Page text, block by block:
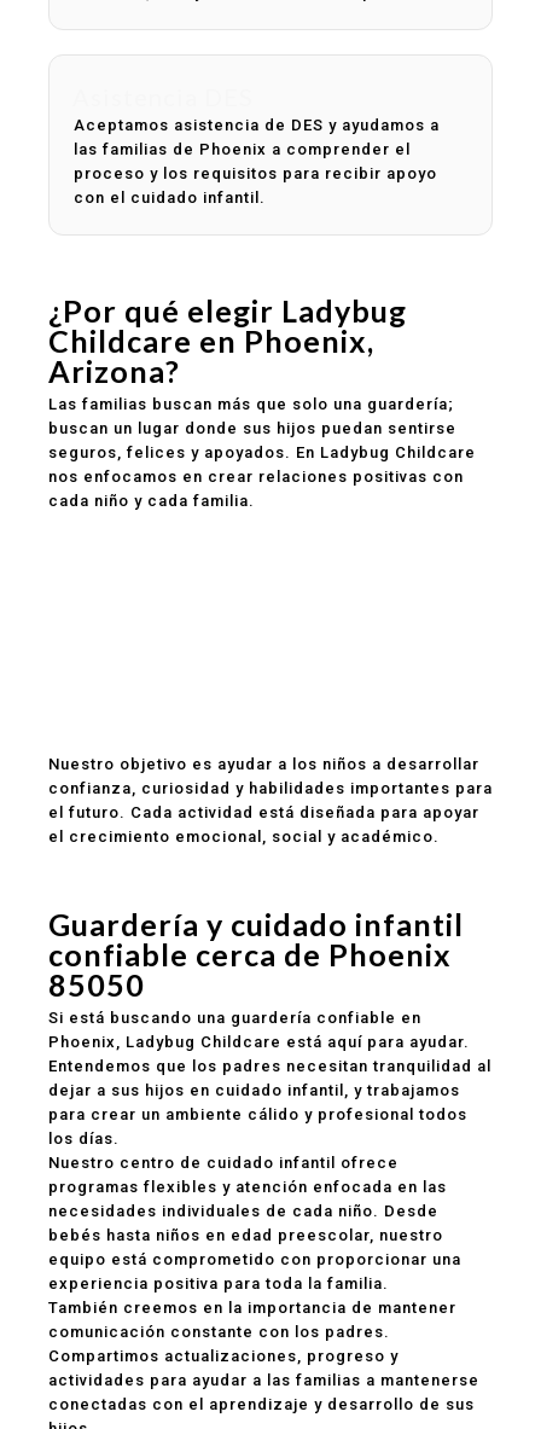
Aceptamos asistencia de DES y ayudamos a
las familias de Phoenix a comprender el
proceso y los requisitos para recibir apoyo
con el cuidado infantil.
¿Por qué elegir Ladybug
Childcare en Phoenix,
Arizona?
Las familias buscan más que solo una guardería;
buscan un lugar donde sus hijos puedan sentirse
seguros, felices y apoyados. En Ladybug Childcare
nos enfocamos en crear relaciones positivas con
cada niño y cada familia.
Nuestro objetivo es ayudar a los niños a desarrollar
confianza, curiosidad y habilidades importantes para
el futuro. Cada actividad está diseñada para apoyar
el crecimiento emocional, social y académico.
Guardería y cuidado infantil
confiable cerca de Phoenix
85050
Si está buscando una guardería confiable en
Phoenix, Ladybug Childcare está aquí para ayudar.
Entendemos que los padres necesitan tranquilidad al
dejar a sus hijos en cuidado infantil, y trabajamos
para crear un ambiente cálido y profesional todos
los días.
Nuestro centro de cuidado infantil ofrece
programas flexibles y atención enfocada en las
necesidades individuales de cada niño. Desde
bebés hasta niños en edad preescolar, nuestro
equipo está comprometido con proporcionar una
experiencia positiva para toda la familia.
También creemos en la importancia de mantener
comunicación constante con los padres.
Compartimos actualizaciones, progreso y
actividades para ayudar a las familias a mantenerse
conectadas con el aprendizaje y desarrollo de sus